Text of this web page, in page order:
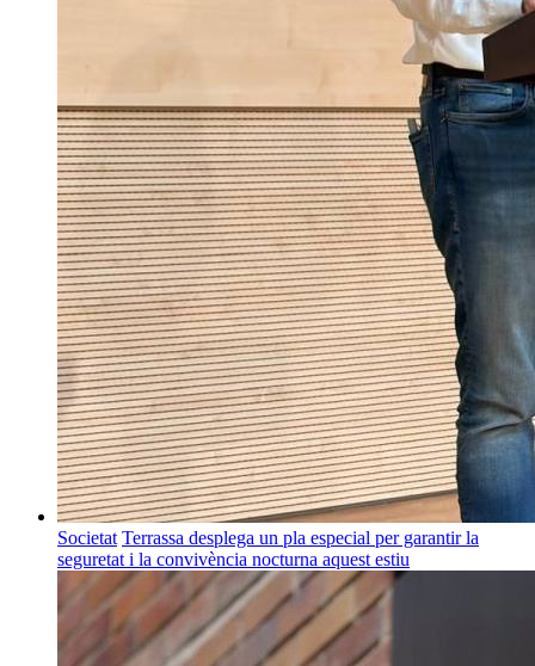
Societat Terrassa desplega un pla especial per garantir la
seguretat i la convivència nocturna aquest estiu